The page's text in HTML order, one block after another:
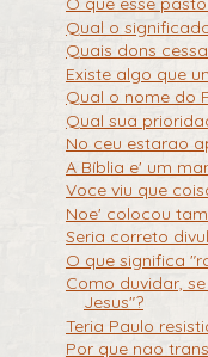
Qual o
Quais dons
Existe algo que
Qual o nome do
Qual sua
No ceu estarao
A Bíblia e' um
Voce viu que
Noe' colocou
Seria correto
O que significa
Como duvidar,
Jesus"?
Teria Paulo
Por que nao